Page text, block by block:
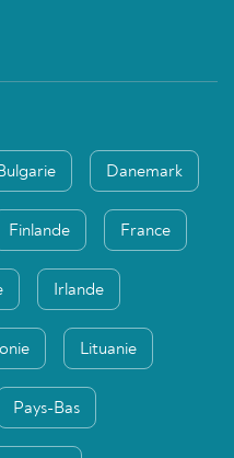
Danemark
Finlande France
Irlande
Lituanie
Pays-Bas